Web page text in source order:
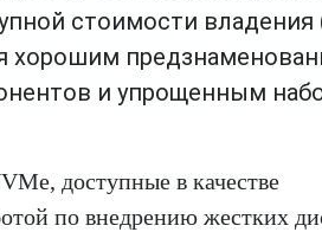
стоимости владения
хорошим
и упрощенным
доступные в качестве
по внедрению жестких